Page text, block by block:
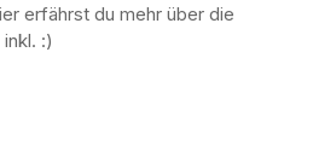
erfährst du mehr über die
:)